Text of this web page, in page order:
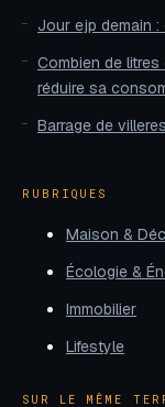
Jour ejp demain
Combien de
réduire sa
Barrage de
RUBRIQUES
Maison &
Écologie &
Immobilier
Lifestyle
SUR LE MÊME